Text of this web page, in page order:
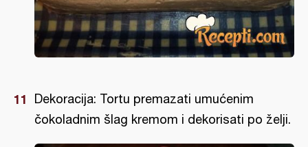
Dekoracija: Tortu premazati umućenim
čokoladnim šlag kremom i dekorisati po želji.